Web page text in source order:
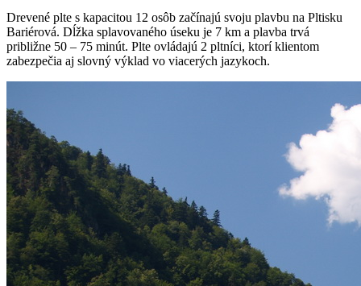
Drevené plte s kapacitou 12 osôb začínajú svoju plavbu na Pltisku
Bariérová. Dĺžka splavovaného úseku je 7 km a plavba trvá
približne 50 – 75 minút. Plte ovládajú 2 pltníci, ktorí klientom
zabezpečia aj slovný výklad vo viacerých jazykoch.